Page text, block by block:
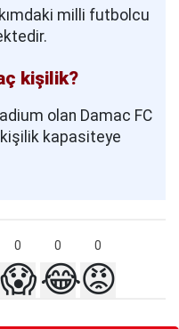
milli futbolcu
kişilik?
olan Damac FC
kapasiteye
0 0 0
😱😂😡